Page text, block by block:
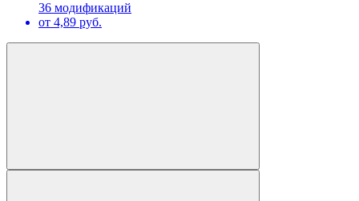
36 модификаций
от 4,89 руб.